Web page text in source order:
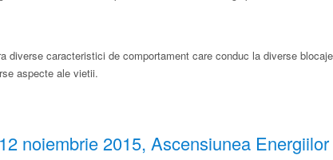
caracteristici de comportament care conduc la diverse
aspecte ale vietii.
noiembrie 2015, Ascensiunea Energiilor